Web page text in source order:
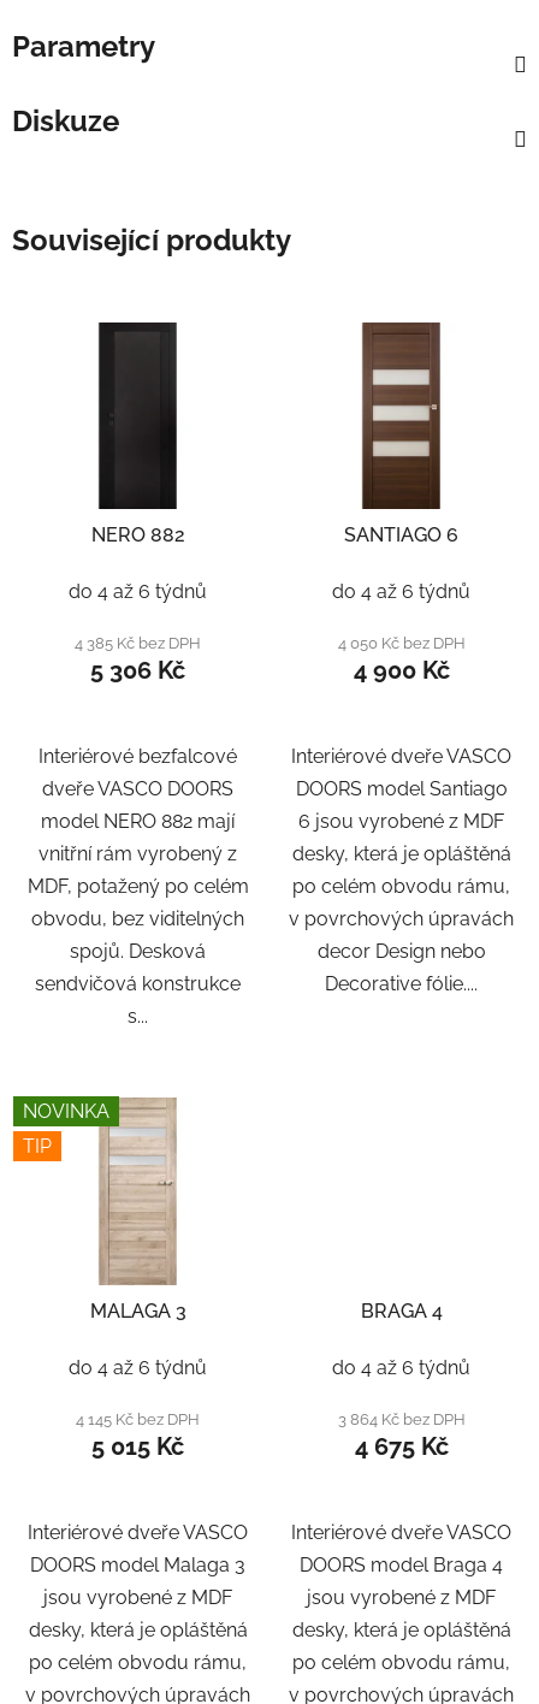
Parametry
Diskuze
Související produkty
NERO 882
do 4 až 6 týdnů
4 385 Kč bez DPH
5 306 Kč
Interiérové bezfalcové
dveře VASCO DOORS
model NERO 882 mají
vnitřní rám vyrobený z
MDF, potažený po celém
obvodu, bez viditelných
spojů. Desková
sendvičová konstrukce
s...
SANTIAGO 6
do 4 až 6 týdnů
4 050 Kč bez DPH
4 900 Kč
Interiérové dveře VASCO
DOORS model Santiago
6 jsou vyrobené z MDF
desky, která je opláštěná
po celém obvodu rámu,
v povrchových úpravách
decor Design nebo
Decorative fólie....
NOVINKA
TIP
MALAGA 3
do 4 až 6 týdnů
4 145 Kč bez DPH
5 015 Kč
Interiérové dveře VASCO
DOORS model Malaga 3
jsou vyrobené z MDF
desky, která je opláštěná
po celém obvodu rámu,
v povrchových úpravách
BRAGA 4
do 4 až 6 týdnů
3 864 Kč bez DPH
4 675 Kč
Interiérové dveře VASCO
DOORS model Braga 4
jsou vyrobené z MDF
desky, která je opláštěná
po celém obvodu rámu,
v povrchových úpravách